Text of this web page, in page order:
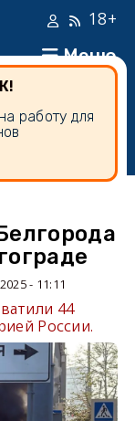
Меню
18+
работу для
- 11:11
44
России.